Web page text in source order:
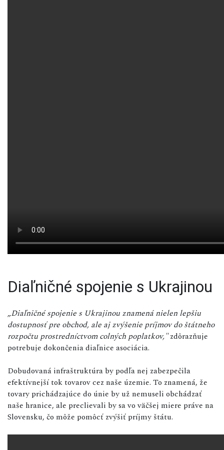
Diaľničné spojenie s Ukrajinou
„Diaľničné spojenie s Ukrajinou znamená nielen lepšiu
dostupnosť pre obchod, ale aj zvýšenie príjmov do štátneho
rozpočtu prostredníctvom colných poplatkov,"zdôrazňuje
potrebuje dokončenia diaľnice asociácia.
Dobudovaná infraštruktúra by podľa nej zabezpečila
efektívnejší tok tovarov cez naše územie. To znamená, že
tovary prichádzajúce do únie by už nemuseli obchádzať
naše hranice, ale preclievali by sa vo väčšej miere práve na
Slovensku, čo môže pomôcť zvýšiť príjmy štátu.